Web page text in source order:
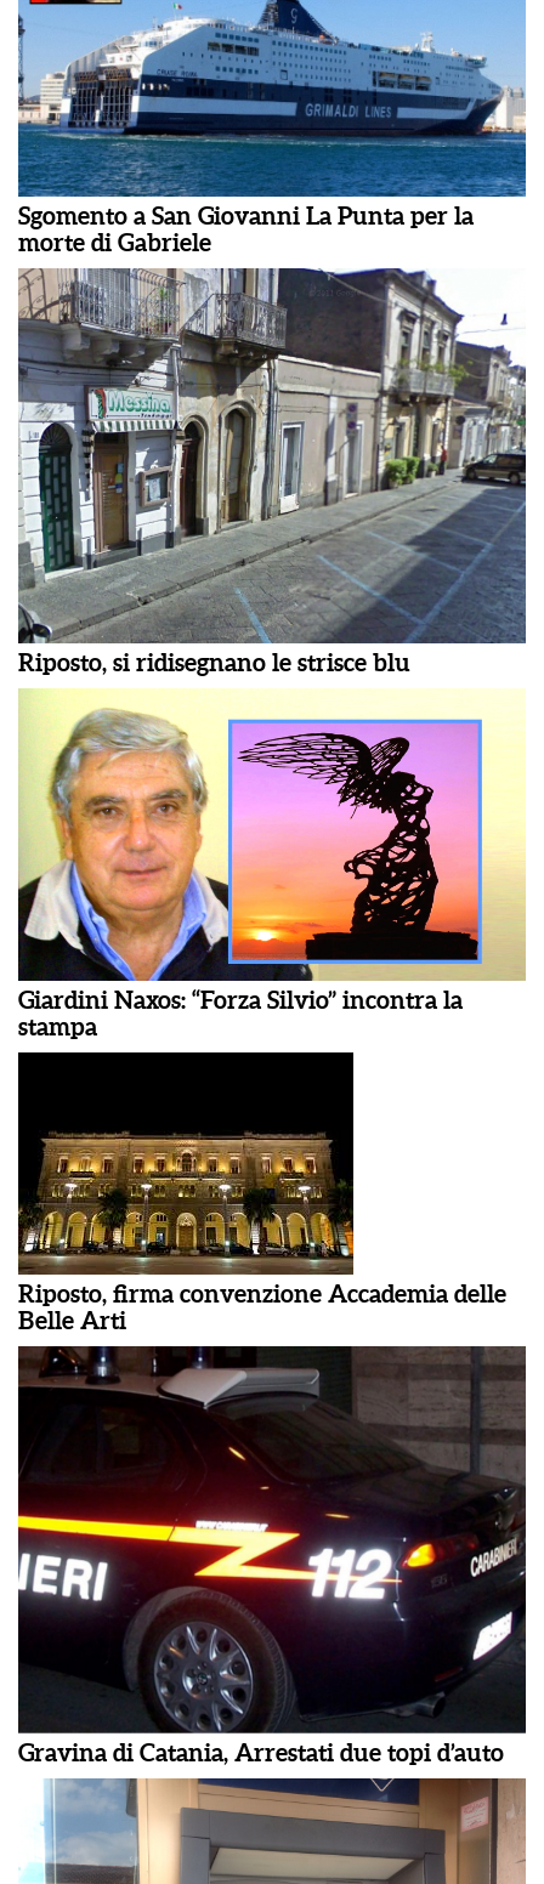
Sgomento a San Giovanni La Punta per la
morte di Gabriele
Riposto, si ridisegnano le strisce blu
Giardini Naxos: “Forza Silvio” incontra la
stampa
Riposto, firma convenzione Accademia delle
Belle Arti
Gravina di Catania, Arrestati due topi d’auto